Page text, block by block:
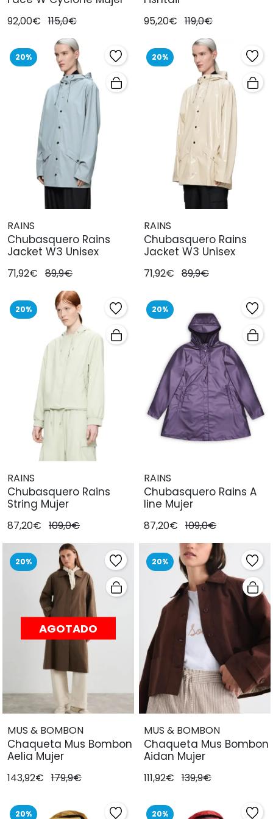
92,00€ 115,0€ 95,20€ 119,0€
20%
RAINS
Chubasquero Rains
Jacket W3 Unisex
71,92€ 89,9€
20%
RAINS
Chubasquero Rains
Jacket W3 Unisex
71,92€ 89,9€
20%
RAINS
Chubasquero Rains
String Mujer
87,20€ 109,0€
20%
RAINS
Chubasquero Rains A
line Mujer
87,20€ 109,0€
20%
AGOTADO
MUS & BOMBON
Chaqueta Mus Bombon
Aelia Mujer
143,92€ 179,9€
20%
MUS & BOMBON
Chaqueta Mus Bombon
Aidan Mujer
111,92€ 139,9€
20% 20%